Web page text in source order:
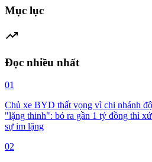
Mục lục
trending_up
Đọc nhiều nhất
01
Chủ xe BYD thất vọng vì chi nhánh
"lặng thinh": bỏ ra gần 1 tỷ đồng thì
sự im lặng
02